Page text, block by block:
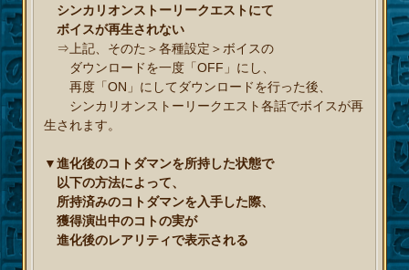
シンカリオンストーリークエストにて
ボイスが再生されない
⇒上記、そのた＞各種設定＞ボイスの
ダウンロードを一度「OFF」にし、
再度「ON」にしてダウンロードを行った後、
シンカリオンストーリークエスト各話でボイスが再
生されます。
▼進化後のコトダマンを所持した状態で
以下の方法によって、
所持済みのコトダマンを入手した際、
獲得演出中のコトの実が
進化後のレアリティで表示される